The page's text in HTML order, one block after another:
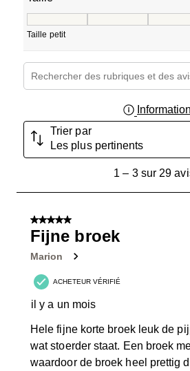
Taille petit
Zone de recherche de sujet et d'avis
Trier par
Les plus pertinents
sur
avis.
1 – 3 sur 29
5 sur 5 étoiles.
Fijne broek
Marion
ACHETEUR VÉRIFIÉ
il y a un mois
Hele fijne korte broek leuk de
wat stoerder staat. Een broek
waardoor de broek heel prettig